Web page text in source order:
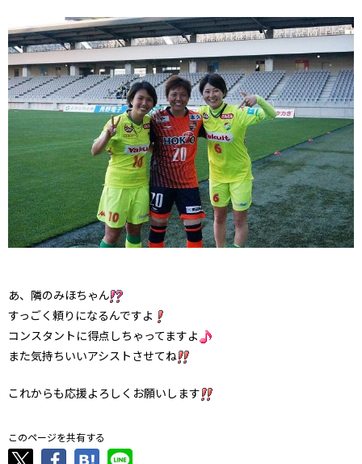
あ、隣のみほちゃん
すっごく頼りになるんですよ
コンスタントに得点しちゃってますよ
また気持ちいいアシストさせてね
これからも応援よろしくお願いします
このページを共有する